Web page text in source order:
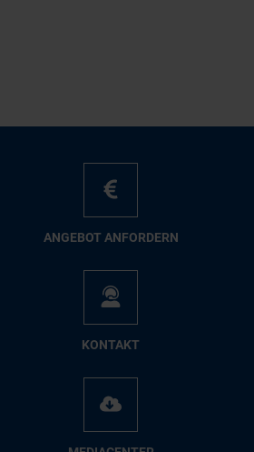
AN­GE­BOT AN­FOR­DERN
KON­TAKT